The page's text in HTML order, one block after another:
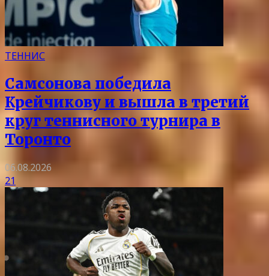
ТЕННИС
Самсонова победила
Крейчикову и вышла в третий
круг теннисного турнира в
Торонто
06.08.2026
21